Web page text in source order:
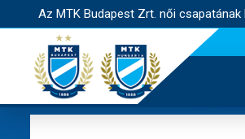
Az MTK Budapest Zrt. női